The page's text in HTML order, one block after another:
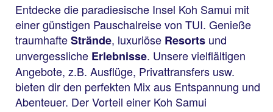
Entdecke die paradiesische Insel Koh Samui mit
einer günstigen Pauschalreise von TUI. Genieße
traumhafteStrände, luxuriöse Resorts und
unvergessliche Erlebnisse. Unsere vielflältigen
Angebote, z.B. Ausflüge, Privattransfers usw.
bieten dir den perfekten Mix aus Entspannung und
Abenteuer. Der Vorteil einer Koh Samui